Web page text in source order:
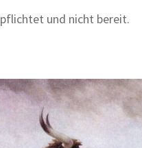
und nicht bereit.